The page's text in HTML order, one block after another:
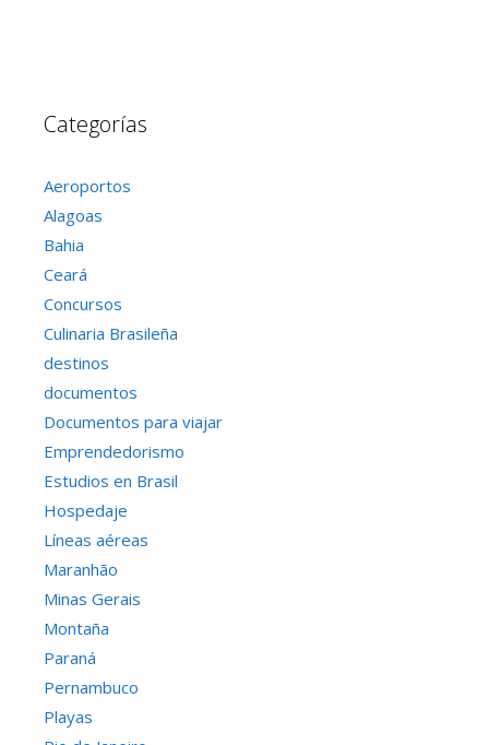
Categorías
Aeroportos
Alagoas
Bahia
Ceará
Concursos
Culinaria Brasileña
destinos
documentos
Documentos para viajar
Emprendedorismo
Estudios en Brasil
Hospedaje
Líneas aéreas
Maranhão
Minas Gerais
Montaña
Paraná
Pernambuco
Playas